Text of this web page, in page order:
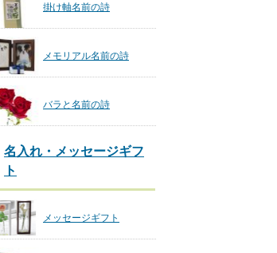
掛け軸名前の詩
メモリアル名前の詩
バラと名前の詩
名入れ・メッセージギフ
ト
メッセージギフト